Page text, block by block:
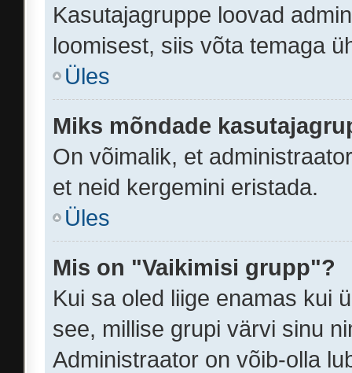
Kasutajagruppe loovad
loomisest, siis võta temaga
Üles
Miks mõndade
On võimalik, et
et neid kergemini eristada.
Üles
Mis on "Vaikimisi grupp"?
Kui sa oled liige enamas kui
see, millise grupi värvi sinu
Administraator on võib-olla